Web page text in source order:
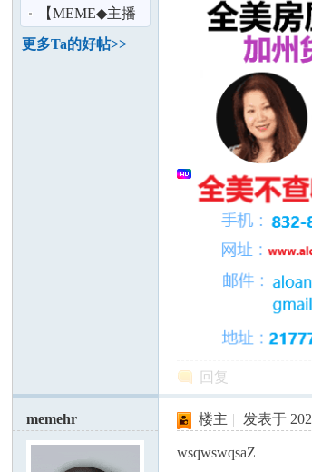
州
主播 时薪2 5美元
【MEME◆主播
招聘◆月低前加
入送300美◆沒
更多Ta的好帖>>
回复
memehr 楼主 | 发表于
wsqwswqsaZ